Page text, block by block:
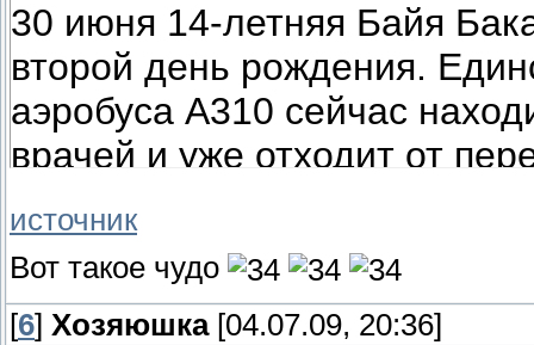
30 июня 14-летняя Байя
второй день рождения.
аэробуса А310 сейчас
врачей и уже отходит от
надеялись обнаружить кого-то живым.
из них неожиданно заметил
расскажет, что она совершенно не умела
столько времени в воде, к тому же, ночью
источник
Вот такое чудо
[6] Хозяюшка[04.07.09, 20:36]